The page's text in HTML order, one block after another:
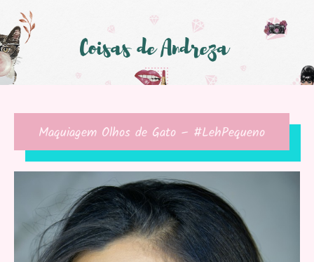
Maquiagem Olhos de Gato – #LehPequeno